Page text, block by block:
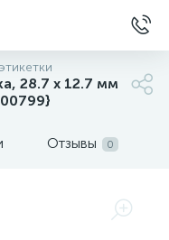
28.7 х 12.7 мм
Отзывы 0